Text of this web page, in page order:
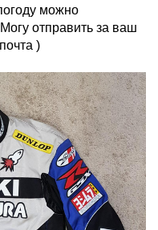
можно
отправить за ваш
)